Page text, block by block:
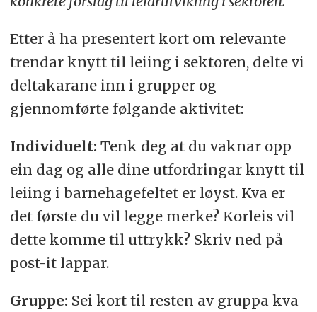
Etter å ha presentert kort om relevante
trendar knytt til leiing i sektoren, delte vi
deltakarane inn i grupper og
gjennomførte følgande aktivitet:
Individuelt: Tenk deg at du vaknar opp
ein dag og alle dine utfordringar knytt til
leiing i barnehagefeltet er løyst. Kva er
det første du vil legge merke? Korleis vil
dette komme til uttrykk? Skriv ned på
post-it lappar.
Gruppe: Sei kort til resten av gruppa kva